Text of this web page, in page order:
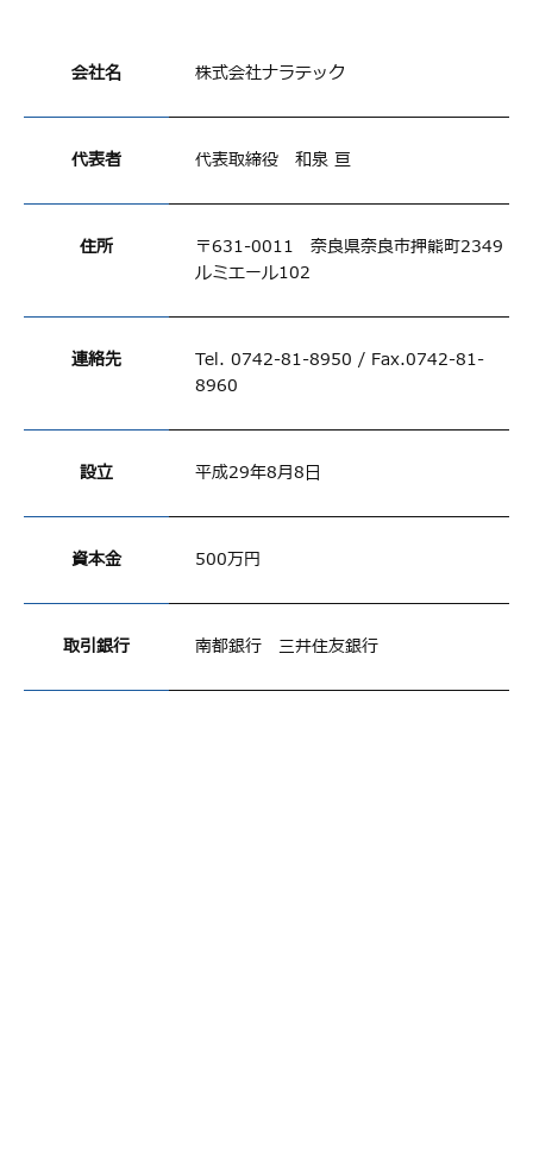
会社名 株式会社ナラテック
代表者 代表取締役 和泉 亘
住所
〒631-0011 奈良県奈良市押熊町2349
ルミエール102
連絡先
Tel. 0742-81-8950 / Fax.0742-81-
8960
設⽴ 平成29年8⽉8⽇
資本⾦ 500万円
取引銀⾏ 南都銀⾏ 三井住友銀⾏